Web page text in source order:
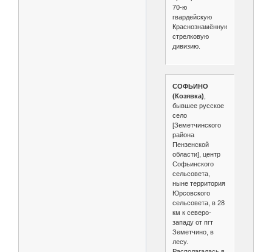
70-ю
гвардейскую
Краснознамённую
стрелковую
дивизию.
СОФЬИНО
(Козявка)
бывшее русское
село
[Земетчинского
района
Пензенской
области], центр
Софьинского
сельсовета,
ныне территория
Юрсовского
сельсовета, в 28
км к северо-
западу от пгт
Земетчино, в
лесу.